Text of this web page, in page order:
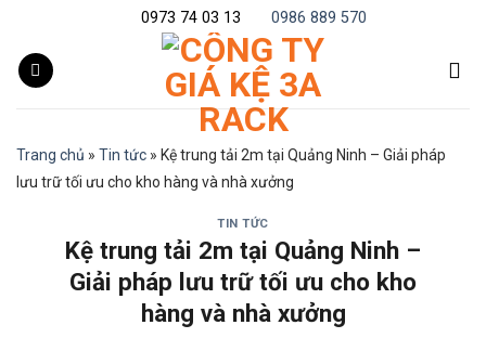
content
0973 74 03 13 0986 889 570
Trang chủ » Tin tức » Kệ trung tải 2m tại Quảng Ninh – Giải pháp
lưu trữ tối ưu cho kho hàng và nhà xưởng
TIN TỨC
Kệ trung tải 2m tại Quảng Ninh –
Giải pháp lưu trữ tối ưu cho kho
hàng và nhà xưởng